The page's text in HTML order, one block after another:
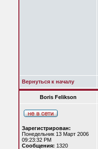
Вернуться к началу
Boris Felikson
Зарегистрирован:
Понедельник 13 Март 2006
09:23:32 PM
Сообщения: 1320